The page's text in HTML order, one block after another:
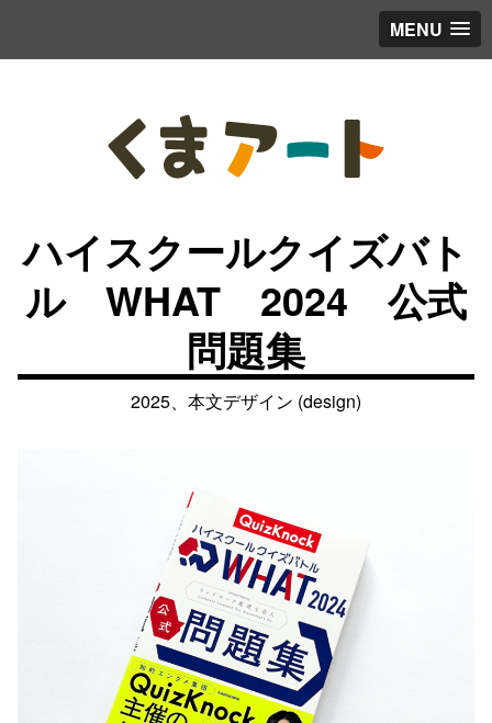
MENU
ハイスクールクイズバト
ル WHAT 2024 公式
問題集
2025、本文デザイン (design)